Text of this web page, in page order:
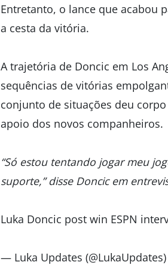
Entretanto, o lance que acabou
a cesta da vitória.
A trajetória de Doncic em Los
sequências de vitórias
conjunto de situações deu
apoio dos novos companheiros.
“Só estou tentando jogar meu
suporte,” disse Doncic em
Luka Doncic post win ESPN
— Luka Updates (@LukaUpdates)